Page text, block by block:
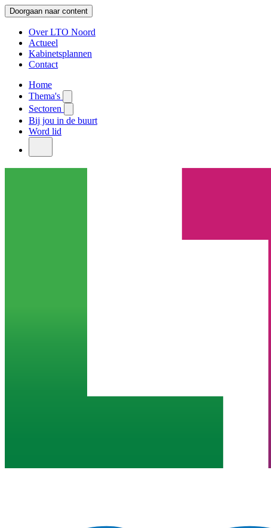
Doorgaan naar content
Over LTO Noord
Actueel
Kabinetsplannen
Contact
Home
Thema's
Sectoren
Bij jou in de buurt
Word lid